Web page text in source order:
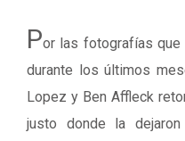
Por las fotografías que
durante los últimos
Lopez y Ben Affleck
justo donde la